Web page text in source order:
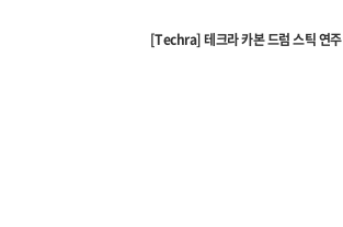
[Techra] 테크라 카본 드럼 스틱 연주